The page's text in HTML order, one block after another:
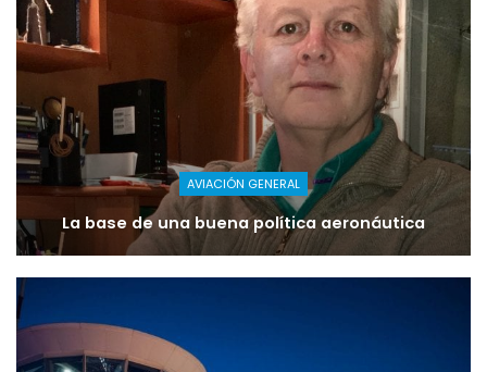
AVIACIÓN GENERAL
La base de una buena política aeronáutica